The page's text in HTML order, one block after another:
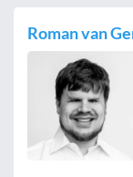
Roman van